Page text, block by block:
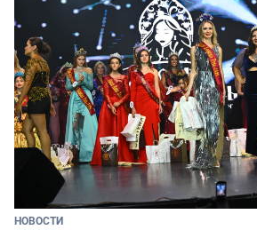
НОВОСТИ